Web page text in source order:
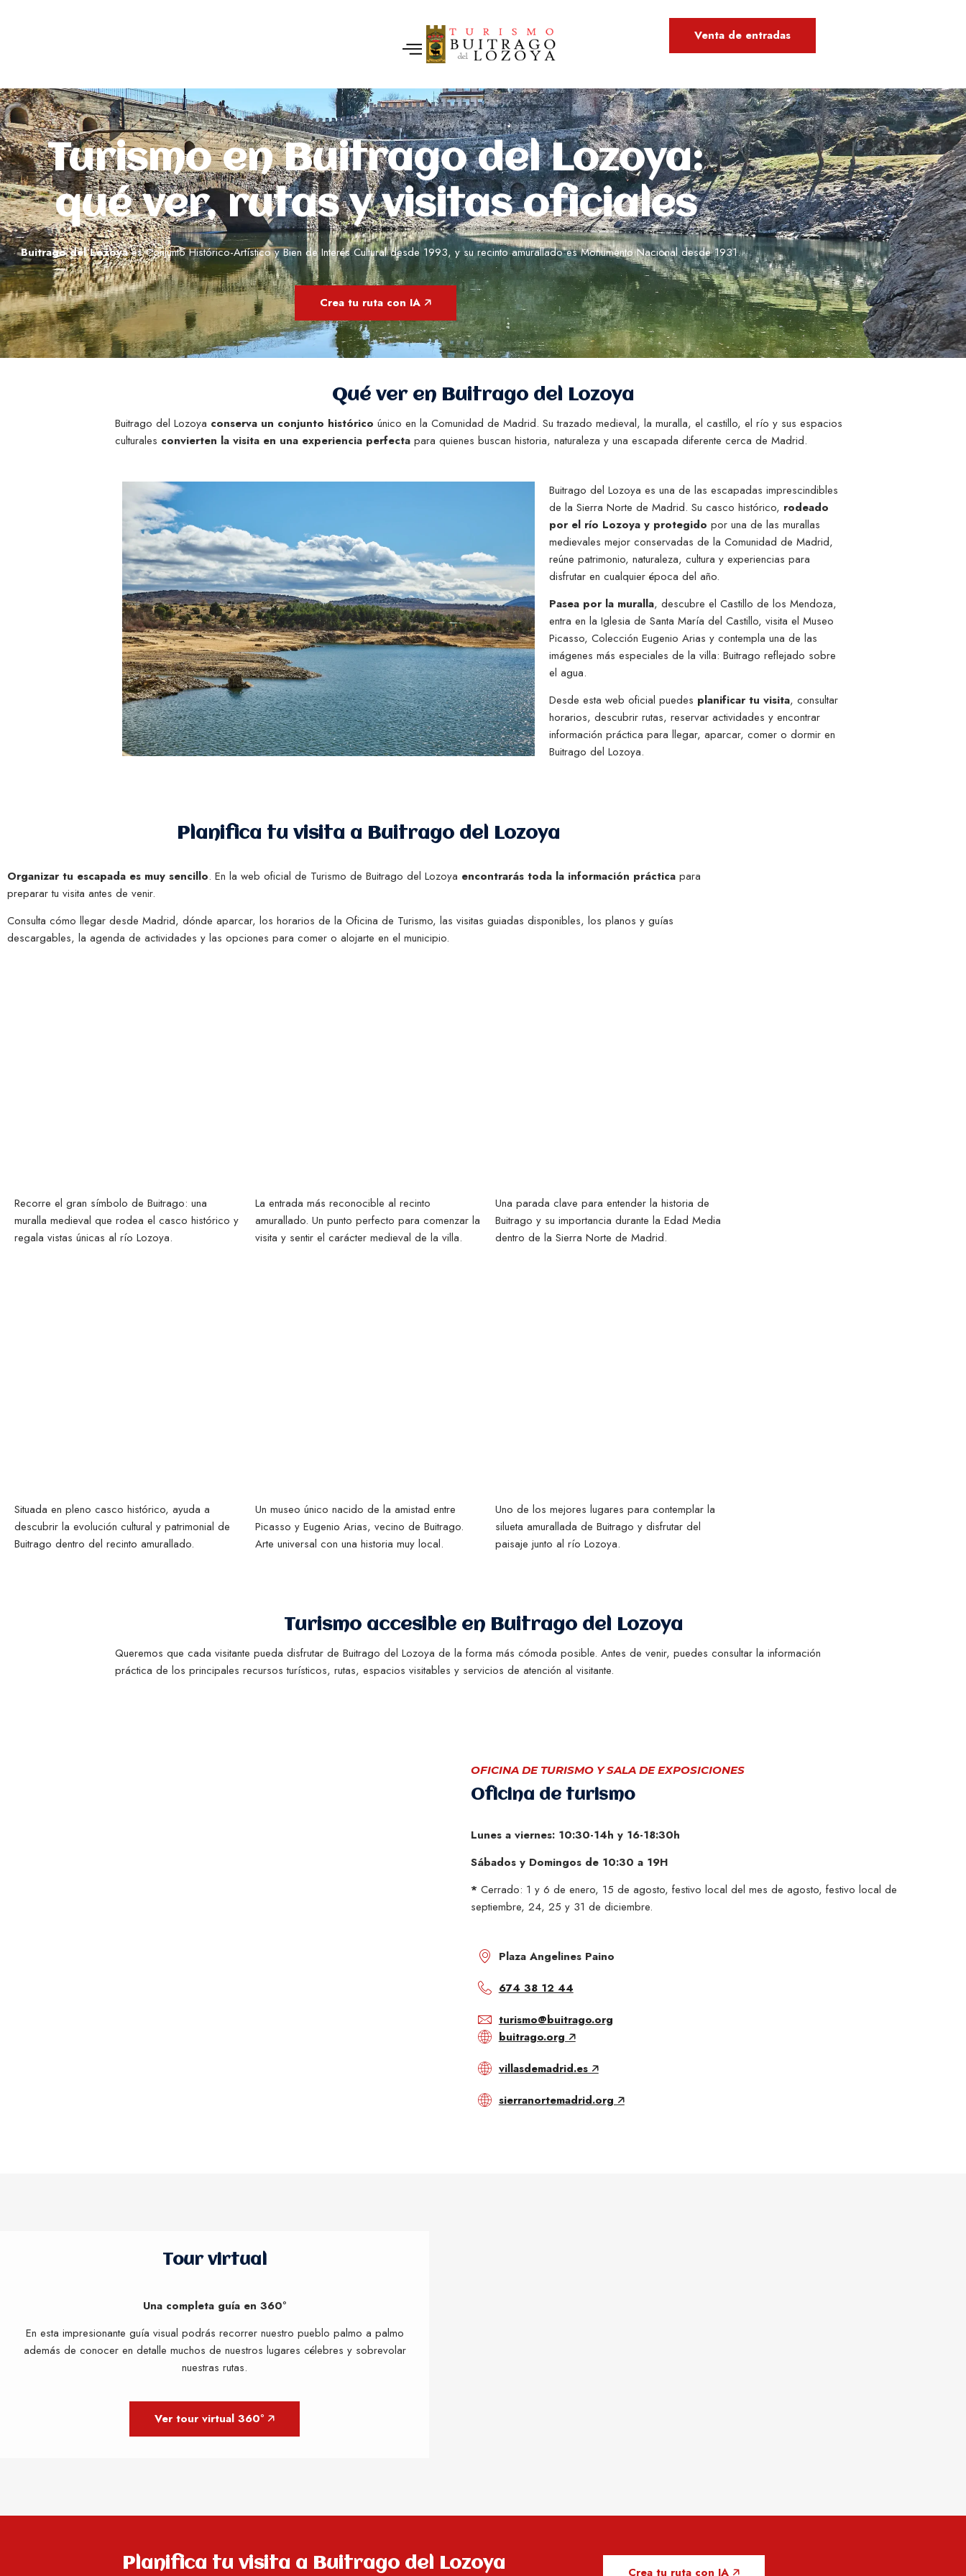
Venta de entradas
Turismo en Buitrago del Lozoya:
qué ver, rutas y visitas oficiales
Buitrago del Lozoyaes Conjunto Histórico-Artístico y Bien de Interés Cultural desde 1993, y su recinto amurallado es Monumento Nacional desde 1931.
Crea tu ruta con IA 🡥
Qué ver en Buitrago del Lozoya​
Buitrago del Lozoya conserva un conjunto histórico único en la Comunidad de Madrid. Su trazado medieval, la muralla, el castillo, el río y sus espacios
culturales convierten la visita en una experiencia perfecta para quienes buscan historia, naturaleza y una escapada diferente cerca de Madrid.
Buitrago del Lozoya es una de las escapadas imprescindibles
de la Sierra Norte de Madrid. Su casco histórico, rodeado
por el río Lozoya y protegido por una de las murallas
medievales mejor conservadas de la Comunidad de Madrid,
reúne patrimonio, naturaleza, cultura y experiencias para
disfrutar en cualquier época del año.
Pasea por la muralla, descubre el Castillo de los Mendoza,
entra en la Iglesia de Santa María del Castillo, visita el Museo
Picasso, Colección Eugenio Arias y contempla una de las
imágenes más especiales de la villa: Buitrago reflejado sobre
el agua.
Desde esta web oficial puedes planificar tu visita, consultar
horarios, descubrir rutas, reservar actividades y encontrar
información práctica para llegar, aparcar, comer o dormir en
Buitrago del Lozoya.
Planifica tu visita a Buitrago del Lozoya
Organizar tu escapada es muy sencillo. En la web oficial de Turismo de Buitrago del Lozoya encontrarás toda la información práctica para
preparar tu visita antes de venir.
Consulta cómo llegar desde Madrid, dónde aparcar, los horarios de la Oficina de Turismo, las visitas guiadas disponibles, los planos y guías
descargables, la agenda de actividades y las opciones para comer o alojarte en el municipio.
Recorre el gran símbolo de Buitrago: una
muralla medieval que rodea el casco histórico y
regala vistas únicas al río Lozoya.
La entrada más reconocible al recinto
amurallado. Un punto perfecto para comenzar la
visita y sentir el carácter medieval de la villa.
Una parada clave para entender la historia de
Buitrago y su importancia durante la Edad Media
dentro de la Sierra Norte de Madrid.
Situada en pleno casco histórico, ayuda a
descubrir la evolución cultural y patrimonial de
Buitrago dentro del recinto amurallado.
Un museo único nacido de la amistad entre
Picasso y Eugenio Arias, vecino de Buitrago.
Arte universal con una historia muy local.
Uno de los mejores lugares para contemplar la
silueta amurallada de Buitrago y disfrutar del
paisaje junto al río Lozoya.
Turismo accesible en Buitrago del Lozoya
Queremos que cada visitante pueda disfrutar de Buitrago del Lozoya de la forma más cómoda posible. Antes de venir, puedes consultar la información
práctica de los principales recursos turísticos, rutas, espacios visitables y servicios de atención al visitante.
OFICINA DE TURISMO Y SALA DE EXPOSICIONES
Oficina de turismo
Lunes a viernes: 10:30-14h y 16-18:30h
Sábados y Domingos de 10:30 a 19H
* Cerrado: 1 y 6 de enero, 15 de agosto, festivo local del mes de agosto, festivo local de
septiembre, 24, 25 y 31 de diciembre.
Plaza Angelines Paino
674 38 12 44
turismo@buitrago.org
buitrago.org 🡥
villasdemadrid.es 🡥
sierranortemadrid.org 🡥
Tour virtual
Una completa guía en 360º
En esta impresionante guía visual podrás recorrer nuestro pueblo palmo a palmo
además de conocer en detalle muchos de nuestros lugares célebres y sobrevolar
nuestras rutas.
Ver tour virtual 360º 🡥
Planifica tu visita a Buitrago del Lozoya Crea tu ruta con IA 🡥